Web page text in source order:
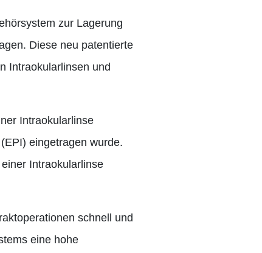
zur Lagerung
Diese neu patentierte
Intraokularlinsen und
Intraokularlinse
eingetragen wurde.
Intraokularlinse
schnell und
eine hohe